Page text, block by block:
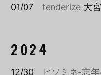
01/07tenderize 大
2024
12/30 ヒソミネ-忘